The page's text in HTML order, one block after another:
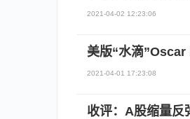
2021-04-02 12:23:06
美版“水滴
2021-04-01 17:23:08
收评：A股缩量反